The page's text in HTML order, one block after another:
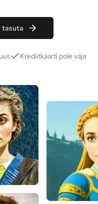
tasuta
Krediitkaarti pole vaja